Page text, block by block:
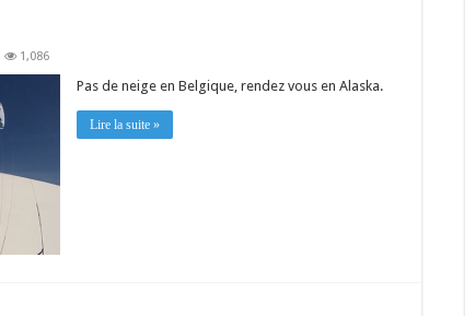
1,086
Pas de neige en Belgique, rendez vous en Alaska.
Lire la suite »